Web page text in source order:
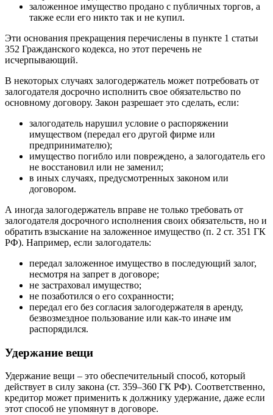
заложенное имущество продано с публичных торгов, а
также если его никто так и не купил.
Эти основания прекращения перечислены в пункте 1 статьи
352 Гражданского кодекса, но этот перечень не
исчерпывающий.
В некоторых случаях залогодержатель может потребовать от
залогодателя досрочно исполнить свое обязательство по
основному договору. Закон разрешает это сделать, если:
залогодатель нарушил условие о распоряжении
имуществом (передал его другой фирме или
предпринимателю);
имущество погибло или повреждено, а залогодатель его
не восстановил или не заменил;
в иных случаях, предусмотренных законом или
договором.
А иногда залогодержатель вправе не только требовать от
залогодателя досрочного исполнения своих обязательств, но и
обратить взыскание на заложенное имущество (п. 2 ст. 351 ГК
РФ). Например, если залогодатель:
передал заложенное имущество в последующий залог,
несмотря на запрет в договоре;
не застраховал имущество;
не позаботился о его сохранности;
передал его без согласия залогодержателя в аренду,
безвозмездное пользование или как-то иначе им
распорядился.
Удержание вещи
Удержание вещи – это обеспечительный способ, который
действует в силу закона (ст. 359–360 ГК РФ). Соответственно,
кредитор может применить к должнику удержание, даже если
этот способ не упомянут в договоре.